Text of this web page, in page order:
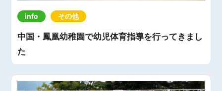
info その他
中国・鳳凰幼稚園で幼児体育指導を行ってきまし
た